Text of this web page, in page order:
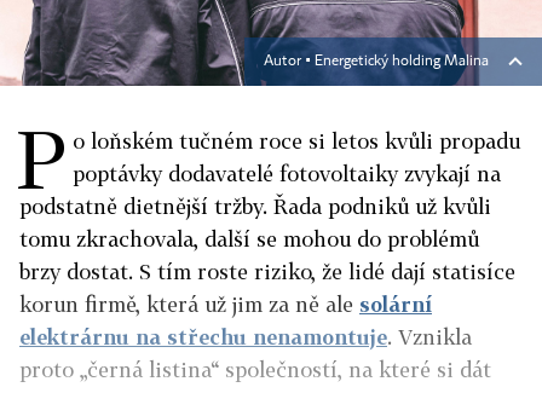
Autor ▪ Energetický holding Malina
P o loňském tučném roce si letos kvůli propadu
poptávky dodavatelé fotovoltaiky zvykají na
podstatně dietnější tržby. Řada podniků už kvůli
tomu zkrachovala, další se mohou do problémů
brzy dostat. S tím roste riziko, že lidé dají statisíce
korun firmě, která už jim za ně ale solární
elektrárnu na střechu nenamontuje. Vznikla
proto „černá listina“ společností, na které si dát